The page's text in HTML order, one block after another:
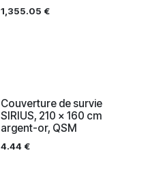
1,355.05 €
Couverture de survie
SIRIUS, 210 x 160 cm
argent-or, QSM
4.44€